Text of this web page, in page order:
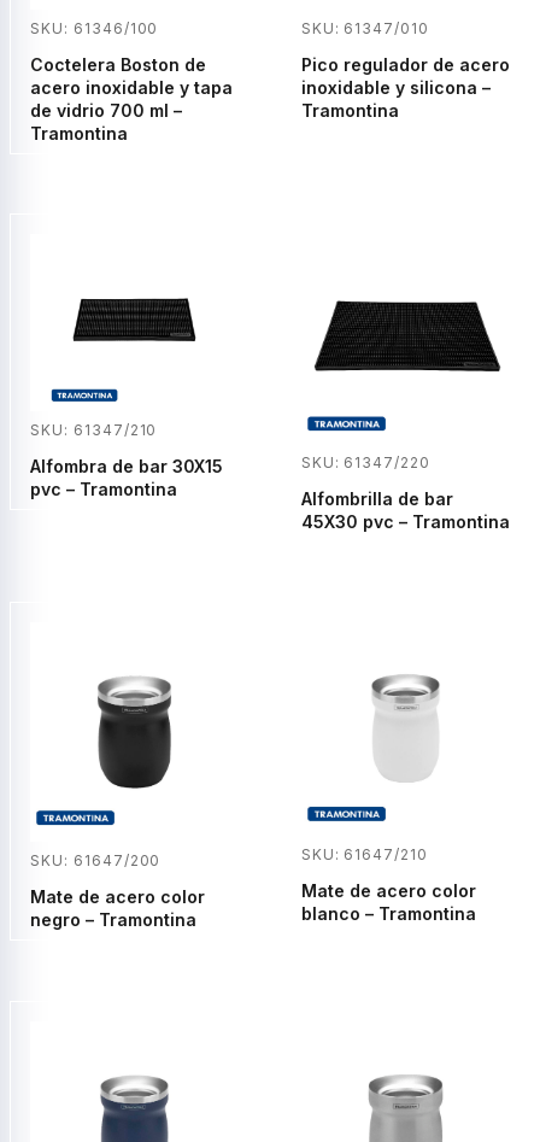
SKU: 61346/100
Coctelera Boston de
acero inoxidable y tapa
de vidrio 700 ml –
Tramontina
SKU: 61347/010
Pico regulador de acero
inoxidable y silicona –
Tramontina
SKU: 61347/210
Alfombra de bar 30X15
pvc – Tramontina
SKU: 61347/220
Alfombrilla de bar
45X30 pvc – Tramontina
SKU: 61647/200
Mate de acero color
negro – Tramontina
SKU: 61647/210
Mate de acero color
blanco – Tramontina